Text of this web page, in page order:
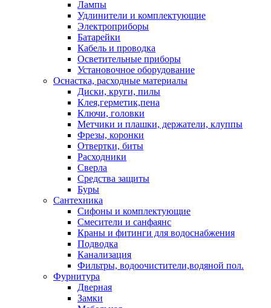
Лампы
Удлинители и комплектующие
Электроприборы
Батарейки
Кабель и проводка
Осветительные приборы
Установочное оборудование
Оснастка, расходные материалы
Диски, круги, пилы
Клея,герметик,пена
Ключи, головки
Метчики и плашки, держатели, клуппы
Фрезы, коронки
Отвертки, биты
Расходники
Сверла
Средства защиты
Буры
Сантехника
Сифоны и комплектующие
Смесители и санфаянс
Краны и фитинги для водоснабжения
Подводка
Канализация
Фильтры, водоочистители,водяной пол.
Фурнитура
Дверная
Замки